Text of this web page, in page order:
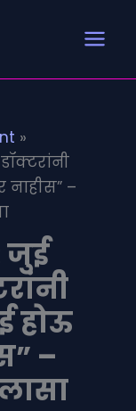
–
जुई
होऊ
–